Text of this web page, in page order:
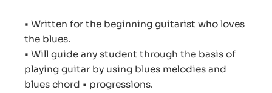
• Written for the beginning guitarist who loves
the blues.
• Will guide any student through the basis of
playing guitar by using blues melodies and
blues chord • progressions.